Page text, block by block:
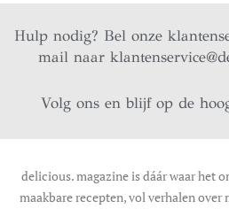
Hulp nodig? Bel onze
mail naar
Volg ons en blijf op de
delicious. magazine is dáár waar het
maakbare recepten, vol verhalen over